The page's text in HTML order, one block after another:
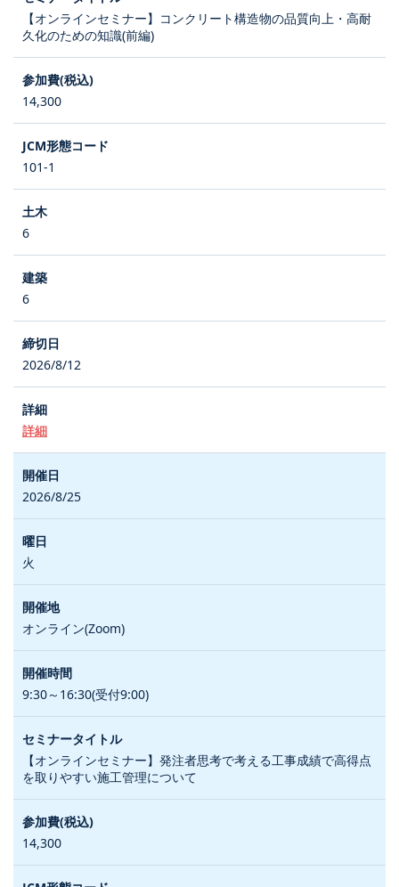
【オンラインセミナー】コンクリート構造物の品質向上・高耐
久化のための知識(前編)
14,300
101-1
6
6
2026/8/12
詳細
2026/8/25
火
オンライン(Zoom)
9:30～16:30(受付9:00)
【オンラインセミナー】発注者思考で考える工事成績で高得点
を取りやすい施工管理について
14,300